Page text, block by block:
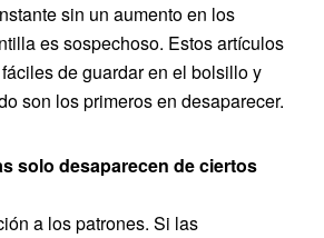
sin un aumento en los
es sospechoso. Estos artículos
de guardar en el bolsillo y
son los primeros en desaparecer.
solo desaparecen de ciertos
a los patrones. Si las